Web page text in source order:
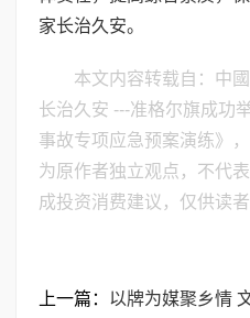
家长治久安。
本文内容转载自：中
长治久安 ---准格尔旗成功
事故专项应急预案演练》
为原作者独立观点，不代
成投资消费建议，仅供读者
上一篇： 以牌为媒聚乡情